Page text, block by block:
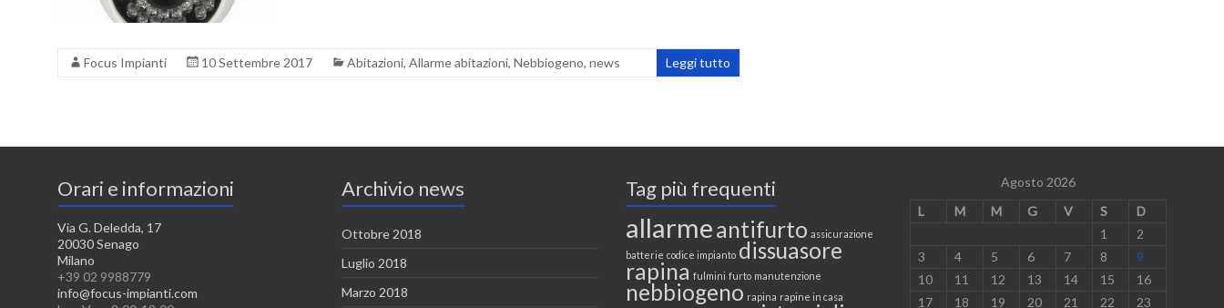
Focus Impianti 10 Settembre 2017 Abitazioni, Allarme abitazioni, Nebbiogeno, news Leggi tutto
Orari e informazioni
Via G. Deledda, 17
20030 Senago
Milano
+39 02 9988779
info@focus-impianti.com
Archivio news
Ottobre 2018
Luglio 2018
Marzo 2018
Tag più frequenti
allarmeantifurto assicurazione
batterie codice impianto dissuasore
rapina fulmini furto manutenzione
nebbiogeno rapina rapine in casa
Agosto 2026
L
M M G V S
D
1
2
3
4 5 6 7 8
9
10
11 12 13 14 15
16
17
18 19 20 21 22 23